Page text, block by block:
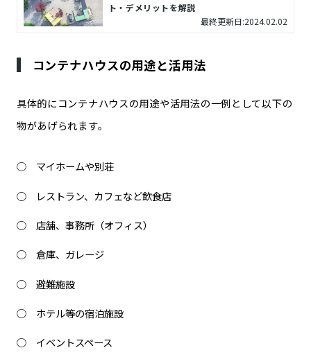
ト・デメリットを解説
最終更新日:2024.02.02
コンテナハウスの用途と活用法
具体的にコンテナハウスの用途や活用法の一例として以下の
物があげられます。
マイホームや別荘
レストラン、カフェなど飲食店
店舗、事務所（オフィス）
倉庫、ガレージ
避難施設
ホテル等の宿泊施設
イベントスペース